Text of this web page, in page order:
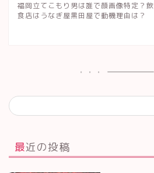
福岡立てこもり男は誰で顔画像特定？飲
食店はうなぎ屋黒田屋で動機理由は？
最近の投稿